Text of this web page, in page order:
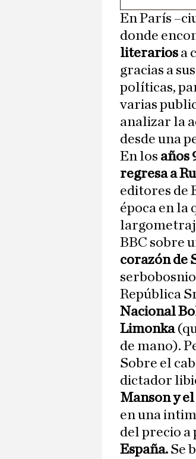
En París
donde
literarios a
gracias a
políticas,
varias
analizar la
desde una
En los años
regresa a
editores de
época en la
BBC sobre
corazón de
República
Nacional
Limonka
de mano).
Sobre el
dictador
Manson y
en una
del precio a
España. Se